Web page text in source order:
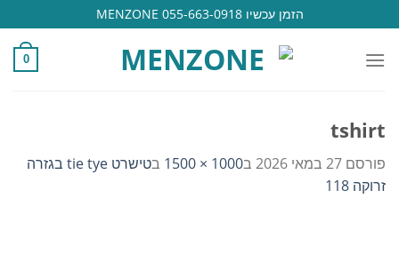
to
content
הזמן עכשיו 055-663-0918 MENZONE
0
tshirt
פורסם 27 במאי 2026 ב1000 × 1500 ב
טישרט tie tye בגזרה
זרוקה 118